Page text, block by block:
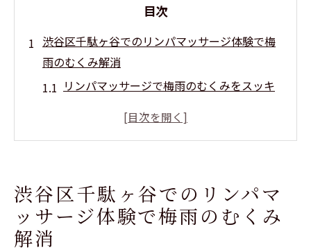
目次
渋谷区千駄ヶ谷でのリンパマッサージ体験で梅
雨のむくみ解消
リンパマッサージで梅雨のむくみをスッキ
千駄ヶ谷で体験するリラクゼーションの効
完全プライベートサロンでの特別な時間
首肩こりを軽減するリンパケアのポイント
渋谷区千駄ヶ谷でのリンパマ
ッサージ体験で梅雨のむくみ
解消